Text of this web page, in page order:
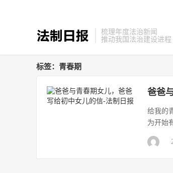
梳理年度法治新闻
推动我国法治建设进程
标签：青春期
爸爸
给我的
为开始